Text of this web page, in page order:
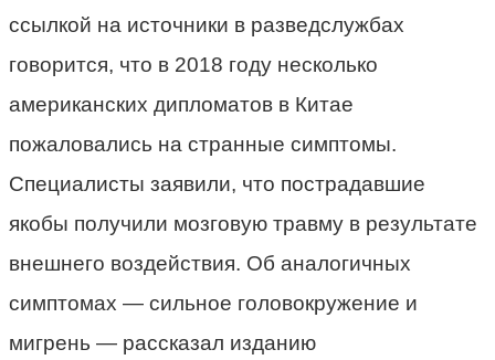
ссылкой на источники в разведслужбах
говорится, что в 2018 году несколько
американских дипломатов в Китае
пожаловались на странные симптомы.
Специалисты заявили, что пострадавшие
якобы получили мозговую травму в результате
внешнего воздействия. Об аналогичных
симптомах — сильное головокружение и
мигрень — рассказал изданию